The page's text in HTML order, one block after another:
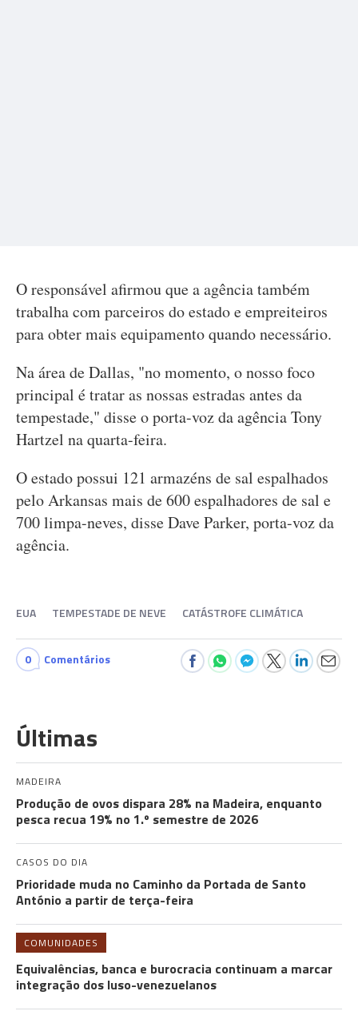
O responsável afirmou que a agência também
trabalha com parceiros do estado e empreiteiros
para obter mais equipamento quando necessário.
Na área de Dallas, "no momento, o nosso foco
principal é tratar as nossas estradas antes da
tempestade," disse o porta-voz da agência Tony
Hartzel na quarta-feira.
O estado possui 121 armazéns de sal espalhados
pelo Arkansas mais de 600 espalhadores de sal e
700 limpa-neves, disse Dave Parker, porta-voz da
agência.
EUA TEMPESTADE DE NEVE CATÁSTROFE CLIMÁTICA
0 Comentários
Últimas
MADEIRA
Produção de ovos dispara 28% na Madeira, enquanto
pesca recua 19% no 1.º semestre de 2026
CASOS DO DIA
Prioridade muda no Caminho da Portada de Santo
António a partir de terça-feira
COMUNIDADES
Equivalências, banca e burocracia continuam a marcar
integração dos luso-venezuelanos